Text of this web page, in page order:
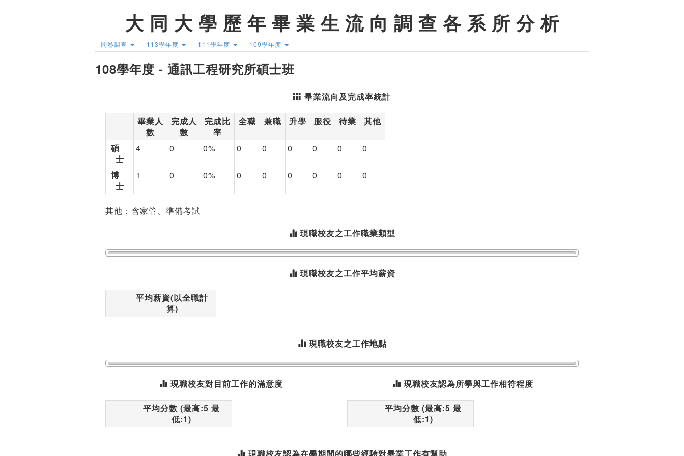
大 同 大 學 歷 年 畢 業 生 流 向 調 查 各 系 所 分 析
問卷調查 113學年度 111學年度 109學年度
108學年度 - 通訊工程研究所碩士班
畢業流向及完成率統計
畢業人
數
完成人
數
完成比
率
全職 兼職 升學 服役 待業 其他
碩
士
4 0 0% 0 0 0 0 0 0
博
士
1 0 0% 0 0 0 0 0 0
其他：含家管、準備考試
現職校友之工作職業類型
現職校友之工作平均薪資
平均薪資(以全職計
算)
現職校友之工作地點
現職校友對目前工作的滿意度 現職校友認為所學與工作相符程度
平均分數 (最高:5 最
低:1)
平均分數 (最高:5 最
低:1)
現職校友認為在學期間的哪些經驗對畢業工作有幫助